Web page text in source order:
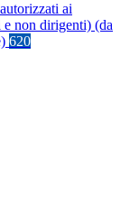
ai
non dirigenti) (da
620